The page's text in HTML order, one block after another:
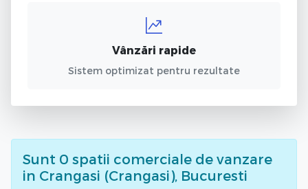
Vânzări rapide
Sistem optimizat pentru rezultate
Sunt 0 spatii comerciale de vanzare
in Crangasi (Crangasi), Bucuresti